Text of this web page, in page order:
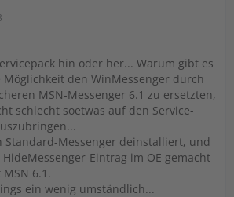
hin oder her... Warum gibt es
Möglichkeit den WinMessenger durch
MSN-Messenger 6.1 zu ersetzten,
schlecht soetwas auf den Service-
Standard-Messenger deinstalliert, und
Eintrag im OE gemacht
6.1.
ein wenig umständlich...